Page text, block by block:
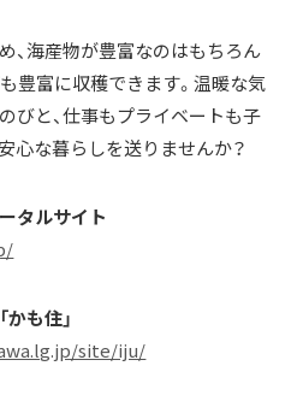
、海産物が豊富なのはもちろん
も豊富に収穫できます。温暖な気
びと、仕事もプライベートも子
心な暮らしを送りませんか？
タルサイト
も住」
site/iju/